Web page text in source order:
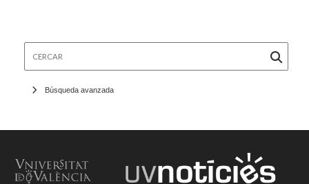
Búsqueda avanzada